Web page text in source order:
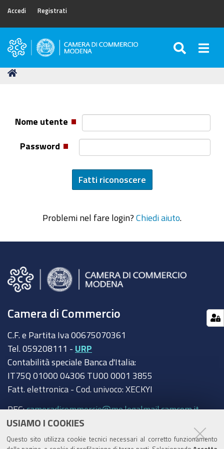
USIAMO I COOKIES
Questo sito utilizza cookie tecnici necessari al corretto funzionamento
Accedi Registrati
Camera
Commercio
Tu
Nome utente
Password
Problemi nel fare login? Chiedi aiuto
Camera di Commercio
C.F. e Partita Iva 00675070361
Tel. 059208111 - URP
Contabilità speciale Banca d'Italia:
IT75Q 01000 04306 TU00 0001 3855
Fatt. elettronica - Cod. univoco: XECKYI
PEC:cameradicommercio@mo.legalmail.camcom.it
Trasparenza